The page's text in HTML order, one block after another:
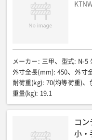
メーカー : 三甲 型式: N-5
外寸全長(mm): 450 外寸
耐荷重(kg): 70(均等荷重)
重量(kg): 19.1
コ
小・